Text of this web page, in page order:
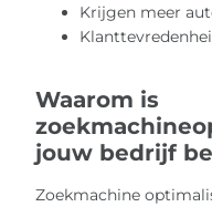
Krijgen meer
Waarom is
jouw bedrijf
Zoekmachine